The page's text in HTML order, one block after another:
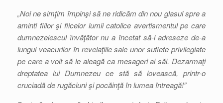
„Noi ne simţim împinşi să ne ridicăm din nou glasul spre a
aminti fiilor şi fiicelor lumii catolice avertismentul pe care
dumnezeiescul învăţător nu a încetat să-l adreseze de-a
lungul veacurilor în revelaţiile sale unor suflete privilegiate
pe care a voit să le aleagă ca mesageri ai săi. Dezarmaţi
dreptatea lui Dumnezeu ce stă să lovească, printr-o
cruciadă de rugăciuni şi pocăinţă în lumea întreagă!”